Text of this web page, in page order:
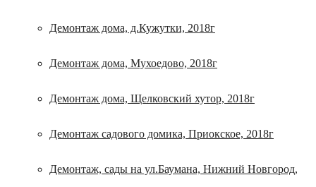
Демонтаж дома, д.Кужутки, 2018г
Демонтаж дома, Мухоедово, 2018г
Демонтаж дома, Щелковский хутор, 2018г
Демонтаж садового домика, Приокское, 2018г
Демонтаж, сады на ул.Баумана, Нижний Новгород,